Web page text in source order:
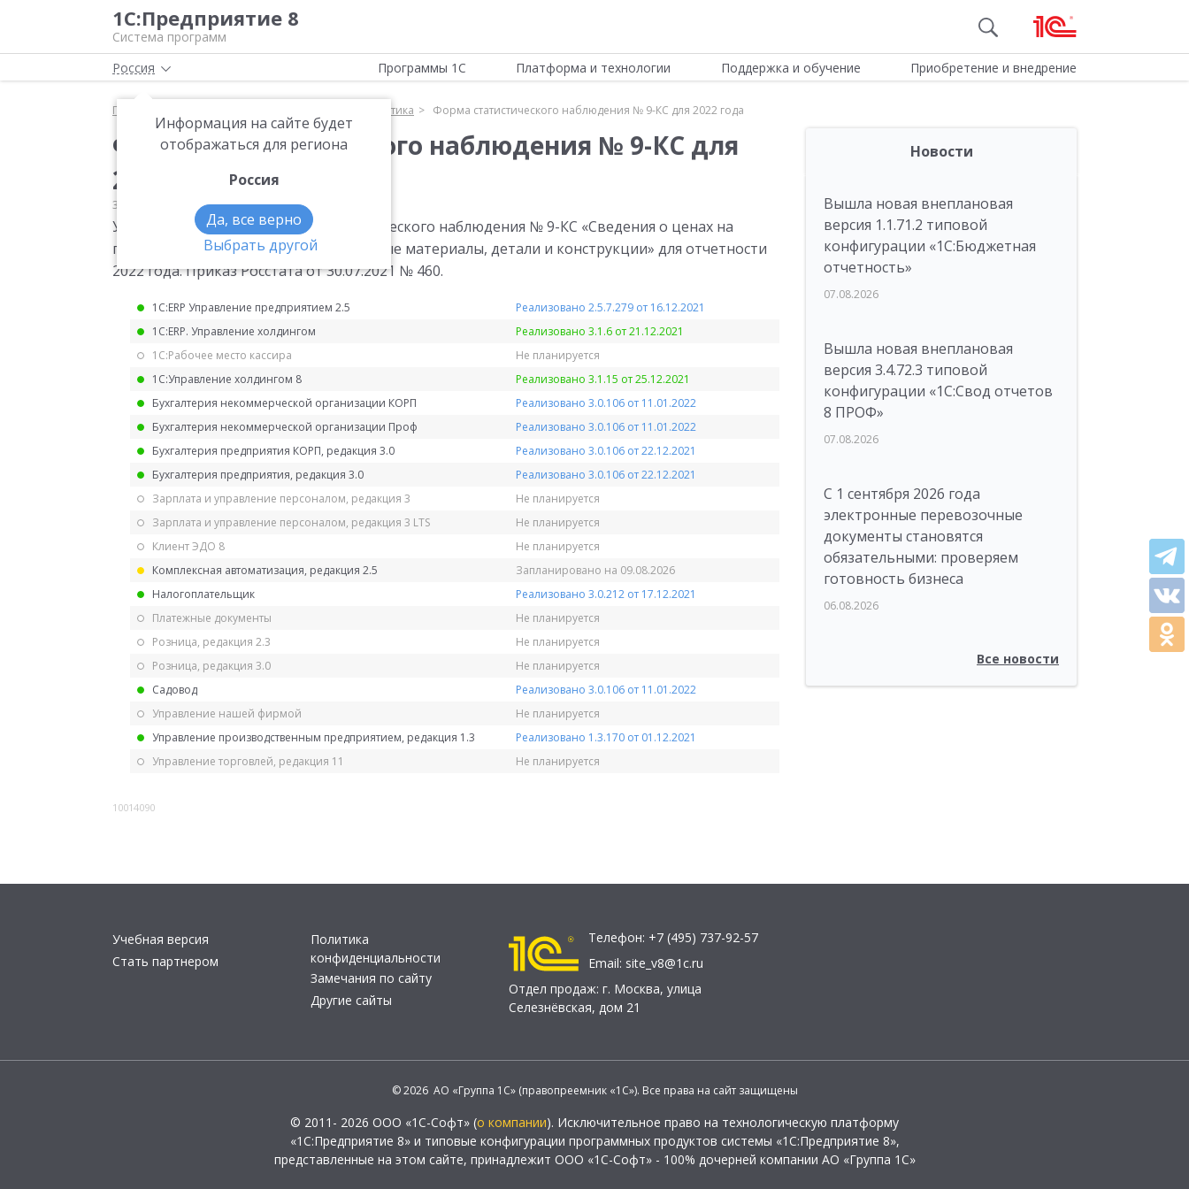
1С:Предприятие 8
Система программ
Россия
Информация на сайте будет
отображаться для региона
Россия
Да, все верно
Выбрать другой
Программы 1С Платформа и технологии Поддержка и обучение Приобретение и внедрение
Главная Статистика Форма статистического наблюдения № 9-КС для 2022 года
Форма статистического наблюдения № 9-КС для
2022 года
30.07.2021 Статистика
Утверждена месячная форма статистического наблюдения № 9-КС «Сведения о ценах на
приобретенные основные строительные материалы, детали и конструкции» для отчетности
2022 года. Приказ Росстата от 30.07.2021 № 460.
1С:ERP Управление предприятием 2.5
Реализовано 2.5.7.279 от 16.12.2021
1С:ERP. Управление холдингом
Реализовано 3.1.6 от 21.12.2021
1С:Рабочее место кассира
Не планируется
1С:Управление холдингом 8
Реализовано 3.1.15 от 25.12.2021
Бухгалтерия некоммерческой организации КОРП
Реализовано 3.0.106 от 11.01.2022
Бухгалтерия некоммерческой организации Проф
Реализовано 3.0.106 от 11.01.2022
Бухгалтерия предприятия КОРП, редакция 3.0
Реализовано 3.0.106 от 22.12.2021
Бухгалтерия предприятия, редакция 3.0
Реализовано 3.0.106 от 22.12.2021
Зарплата и управление персоналом, редакция 3
Не планируется
Зарплата и управление персоналом, редакция 3 LTS
Не планируется
Клиент ЭДО 8
Не планируется
Комплексная автоматизация, редакция 2.5
Запланировано на 09.08.2026
Налогоплательщик
Реализовано 3.0.212 от 17.12.2021
Платежные документы
Не планируется
Розница, редакция 2.3
Не планируется
Розница, редакция 3.0
Не планируется
Садовод
Реализовано 3.0.106 от 11.01.2022
Управление нашей фирмой
Не планируется
Управление производственным предприятием, редакция 1.3
Реализовано 1.3.170 от 01.12.2021
Управление торговлей, редакция 11
Не планируется
10014090
Новости
Вышла новая внеплановая
версия 1.1.71.2 типовой
конфигурации «1C:Бюджетная
отчетность»
07.08.2026
Вышла новая внеплановая
версия 3.4.72.3 типовой
конфигурации «1C:Свод отчетов
8 ПРОФ»
07.08.2026
С 1 сентября 2026 года
электронные перевозочные
документы становятся
обязательными: проверяем
готовность бизнеса
06.08.2026
Все новости
Учебная версия
Стать партнером
Политика
конфиденциальности
Замечания по сайту
Другие сайты
Телефон: +7 (495) 737-92-57
Email: site_v8@1c.ru
Отдел продаж: г. Москва, улица
Селезнёвская, дом 21
© 2026 АО «Группа 1С» (правопреемник «1С»). Все права на сайт защищены
© 2011- 2026 ООО «1С-Софт» (о компании). Исключительное право на технологическую платформу
«1С:Предприятие 8» и типовые конфигурации программных продуктов системы «1С:Предприятие 8»,
представленные на этом сайте, принадлежит ООО «1С-Софт» - 100% дочерней компании АО «Группа 1С»